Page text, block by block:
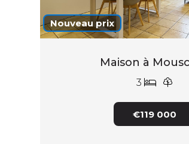
Nouveau prix
Maison à
3
€119 000